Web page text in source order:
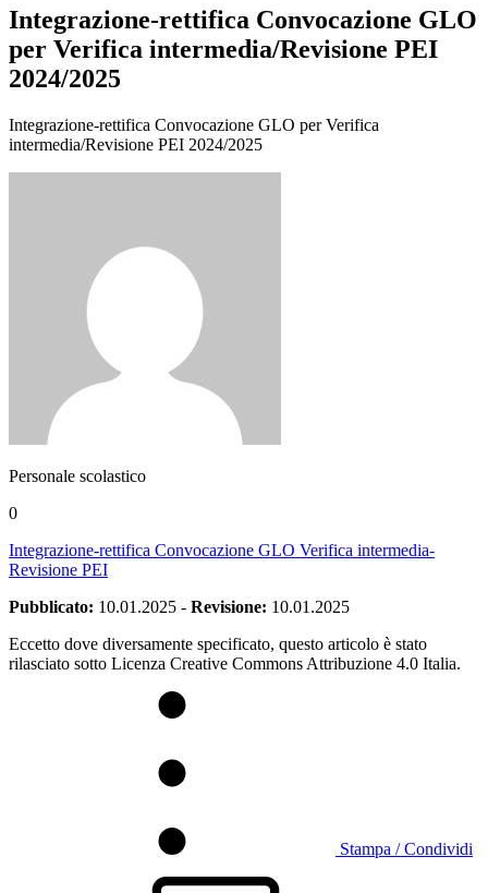
Integrazione-rettifica Convocazione GLO
per Verifica intermedia/Revisione PEI
2024/2025
Integrazione-rettifica Convocazione GLO per Verifica
intermedia/Revisione PEI 2024/2025
Personale scolastico
0
Integrazione-rettifica Convocazione GLO Verifica intermedia-
Revisione PEI
Pubblicato: 10.01.2025 - Revisione: 10.01.2025
Eccetto dove diversamente specificato, questo articolo è stato
rilasciato sotto Licenza Creative Commons Attribuzione 4.0 Italia.
Stampa / Condividi